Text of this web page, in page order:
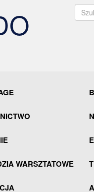
WARSZTATOWE